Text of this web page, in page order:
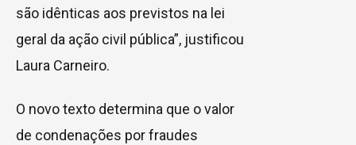
são idênticas aos previstos na lei
geral da ação civil pública”, justificou
Laura Carneiro.
O novo texto determina que o valor
de condenações por fraudes